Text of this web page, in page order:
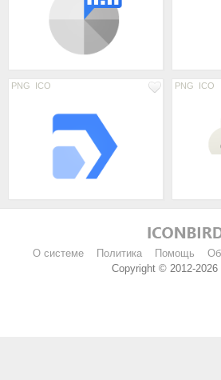
PNG ICO PNG ICO
О системе Политика Помощь
Copyright © 2012-2026